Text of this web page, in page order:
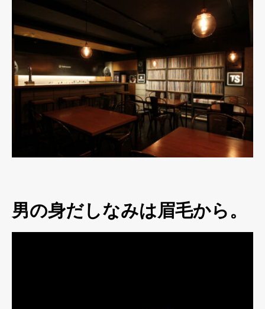
男の身だしなみは眉毛から。